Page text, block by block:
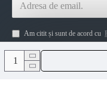
Am citit și sunt de acord cu